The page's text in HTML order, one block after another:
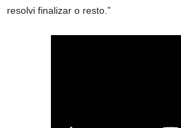
resolvi finalizar o resto.”